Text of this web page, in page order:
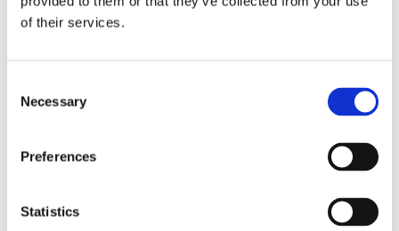
of their services.
Selection
Necessary
Preferences
Statistics
Podnieś swoje umiejętności pod okiem mistrzów.
piekarskie w centrum szkoleniowym w Warszawie.